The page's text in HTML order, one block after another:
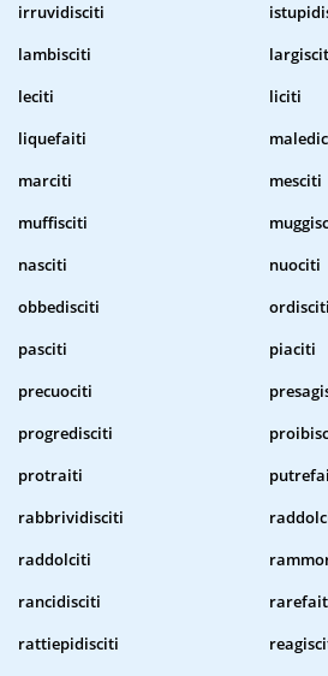
irruvidisciti
lambisciti
leciti
liciti
liquefaiti
marciti
mesciti
muffisciti
nasciti
nuociti
obbedisciti
ordisciti
pasciti
piaciti
precuociti
progredisciti
protraiti
rabbrividisciti
raddolciti
rancidisciti
rattiepidisciti